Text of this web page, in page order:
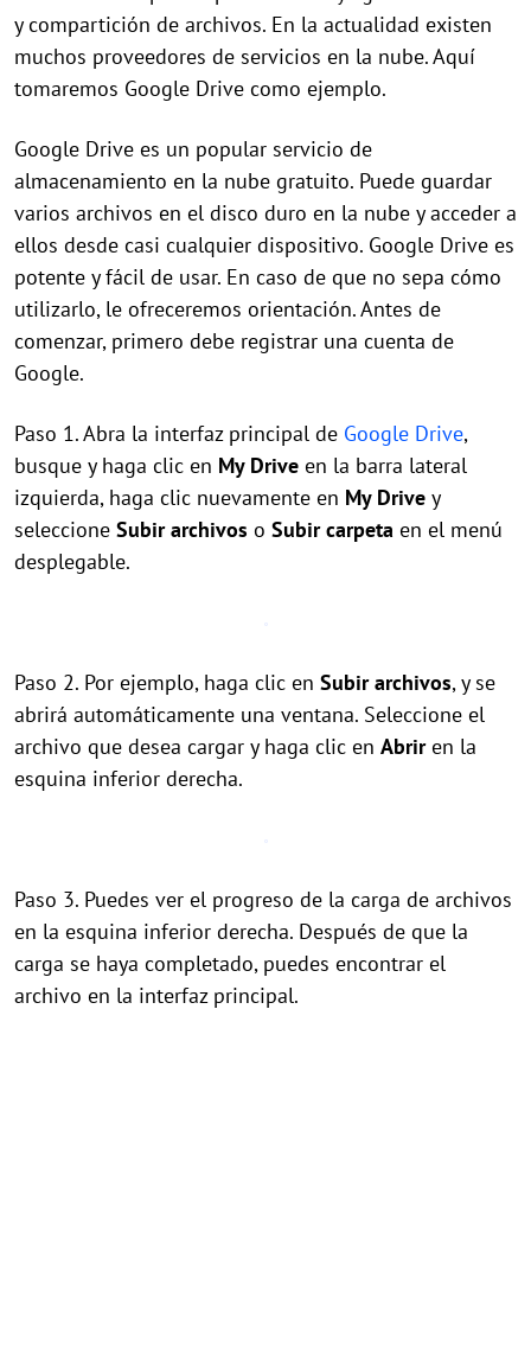
y compartición de archivos. En la actualidad existen
muchos proveedores de servicios en la nube. Aquí
tomaremos Google Drive como ejemplo.
Google Drive es un popular servicio de
almacenamiento en la nube gratuito. Puede guardar
varios archivos en el disco duro en la nube y acceder a
ellos desde casi cualquier dispositivo. Google Drive es
potente y fácil de usar. En caso de que no sepa cómo
utilizarlo, le ofreceremos orientación. Antes de
comenzar, primero debe registrar una cuenta de
Google.
Paso 1. Abra la interfaz principal de Google Drive,
busque y haga clic en My Drive en la barra lateral
izquierda, haga clic nuevamente en My Drive y
seleccione Subir archivos o Subir carpeta en el menú
desplegable.
Paso 2. Por ejemplo, haga clic en Subir archivos, y se
abrirá automáticamente una ventana. Seleccione el
archivo que desea cargar y haga clic en Abriren la
esquina inferior derecha.
Paso 3. Puedes ver el progreso de la carga de archivos
en la esquina inferior derecha. Después de que la
carga se haya completado, puedes encontrar el
archivo en la interfaz principal.